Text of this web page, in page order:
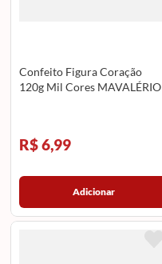
Confeito Figura Coração
120g Mil Cores MAVALÉRIO
R$ 6,99
Adicionar